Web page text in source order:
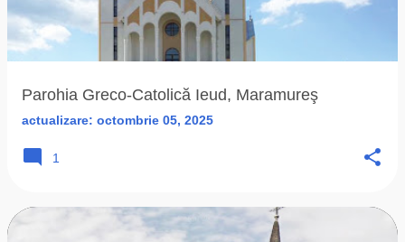
Parohia Greco-Catolică Ieud, Maramureş
actualizare: octombrie 05, 2025
1